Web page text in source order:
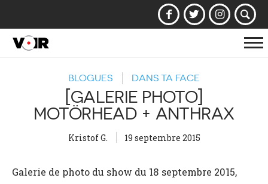
BLOGUES DANS TA FACE
[GALERIE PHOTO]
MOTÖRHEAD + ANTHRAX
Kristof G. 19 septembre 2015
Galerie de photo du show du 18 septembre 2015,